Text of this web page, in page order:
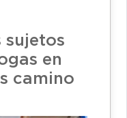
sujetos
en
camino